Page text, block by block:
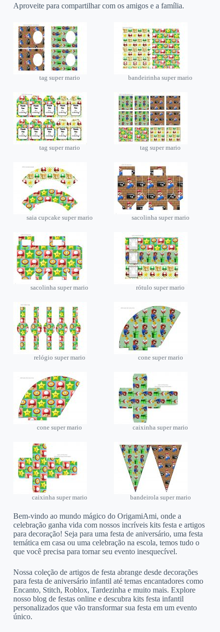
Aproveite para compartilhar com os amigos e a família.
tag super mario bandeirinha super mario
tag super mario tag super mario
saia cupcake super mario sacolinha super mario
sacolinha super mario rótulo super mario
relógio super mario cone super mario
cone super mario caixinha super mario
caixinha super mario bandeirola super mario
Bem-vindo ao mundo mágico do OrigamiAmi, onde a
celebração ganha vida com nossos incríveis kits festa e artigos
para decoração! Seja para uma festa de aniversário, uma festa
temática em casa ou uma celebração na escola, temos tudo o
que você precisa para tornar seu evento inesquecível.
Nossa coleção de artigos de festa abrange desde decorações
para festa de aniversário infantil até temas encantadores como
Encanto, Stitch, Roblox, Tardezinha e muito mais. Explore
nosso blog de festas online e descubra kits festa infantil
personalizados que vão transformar sua festa em um evento
único.